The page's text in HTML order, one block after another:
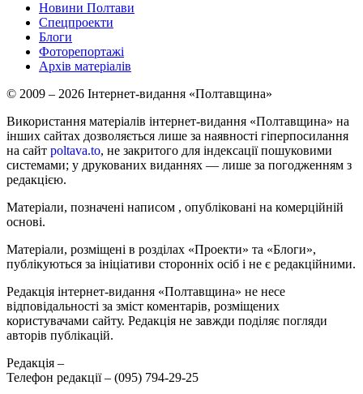
Новини Полтави
Спецпроекти
Блоги
Фоторепортажі
Архів матеріалів
© 2009 – 2026 Інтернет-видання «Полтавщина»
Використання матеріалів інтернет-видання «Полтавщина» на
інших сайтах дозволяється лише за наявності гіперпосилання
на сайт poltava.to, не закритого для індексації пошуковими
системами; у друкованих виданнях — лише за погодженням з
редакцією.
Матеріали, позначені написом , опубліковані на комерційній
основі.
Матеріали, розміщені в розділах «Проекти» та «Блоги»,
публікуються за ініціативи сторонніх осіб і не є редакційними.
Редакція інтернет-видання «Полтавщина» не несе
відповідальності за зміст коментарів, розміщених
користувачами сайту. Редакція не завжди поділяє погляди
авторів публікацій.
Редакція –
Телефон редакції – (095) 794-29-25